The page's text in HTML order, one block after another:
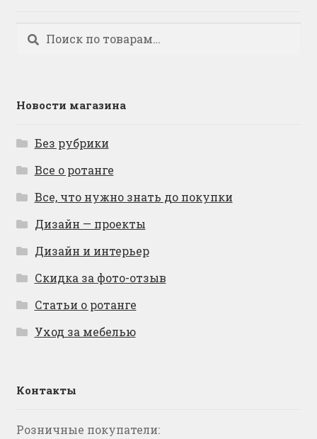
Искать:
Поиск
Новости магазина
Без рубрики
Все о ротанге
Все, что нужно знать до покупки
Дизайн — проекты
Дизайн и интерьер
Скидка за фото-отзыв
Статьи о ротанге
Уход за мебелью
Контакты
Розничные покупатели: